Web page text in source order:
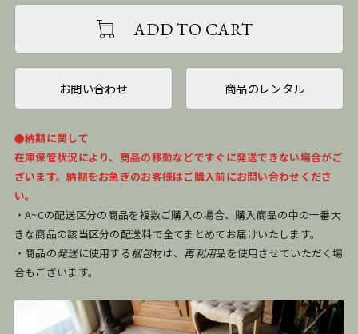
ADD TO CART
お問い合わせ 商品のレンタル
●納期に関して
在庫保管状況により、商品の移動などですぐに発送できない場合がご
ざいます。納期をお急ぎのお客様はご購入前にお問い合わせくださ
い。
・A~Cの配送区分の商品を複数ご購入の場合、購入商品の中の一番大
きな商品の該当区分の配送料で全てまとめてお届けいたします。
・商品の発送に使用する梱包材は、 再利用品を使用させていただく場
合もございます。